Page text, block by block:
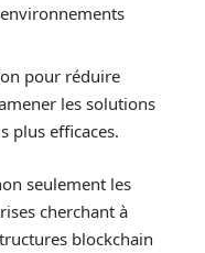
pour réduire
les solutions
plus efficaces.
seulement les
cherchant à
blockchain